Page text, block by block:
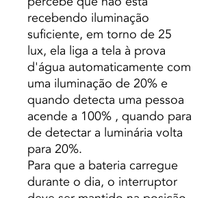
recebendo iluminação
suficiente, em torno de 25
lux, ela liga a tela à prova
d'água automaticamente com
uma iluminação de 20% e
quando detecta uma pessoa
acende a 100% , quando para
de detectar a luminária volta
para 20%.
Para que a bateria carregue
durante o dia, o interruptor